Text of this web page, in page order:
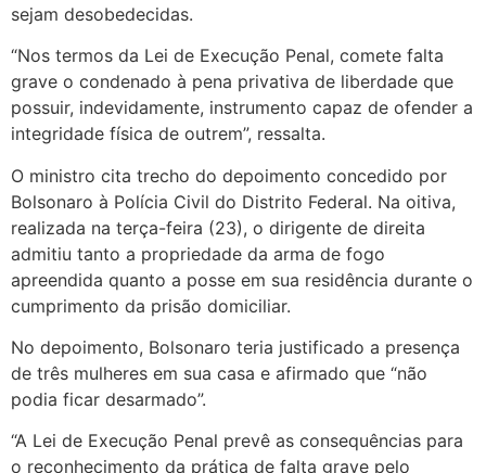
sejam desobedecidas.
“Nos termos da Lei de Execução Penal, comete falta
grave o condenado à pena privativa de liberdade que
possuir, indevidamente, instrumento capaz de ofender a
integridade física de outrem”, ressalta.
O ministro cita trecho do depoimento concedido por
Bolsonaro à Polícia Civil do Distrito Federal. Na oitiva,
realizada na terça-feira (23), o dirigente de direita
admitiu tanto a propriedade da arma de fogo
apreendida quanto a posse em sua residência durante o
cumprimento da prisão domiciliar.
No depoimento, Bolsonaro teria justificado a presença
de três mulheres em sua casa e afirmado que “não
podia ficar desarmado”.
“A Lei de Execução Penal prevê as consequências para
o reconhecimento da prática de falta grave pelo